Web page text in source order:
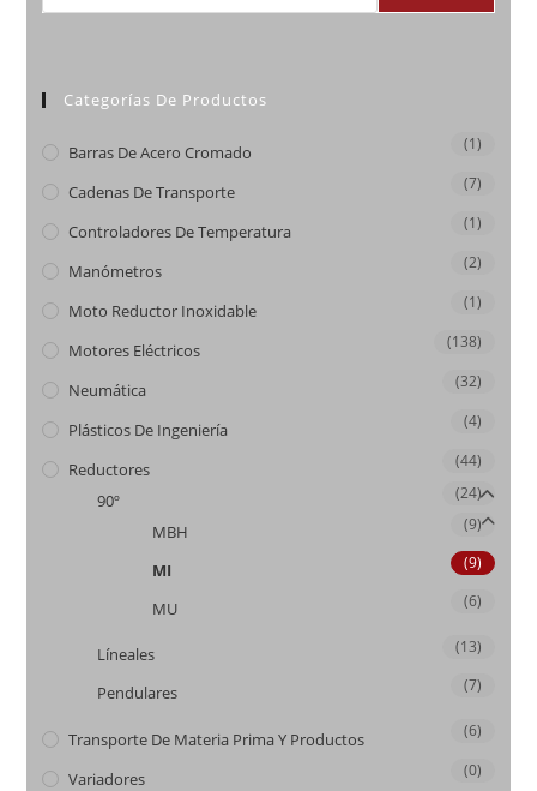
Categorías De Productos
Barras De Acero Cromado (1)
Cadenas De Transporte (7)
Controladores De Temperatura (1)
Manómetros (2)
Moto Reductor Inoxidable (1)
Motores Eléctricos (138)
Neumática (32)
Plásticos De Ingeniería (4)
Reductores (44)
90º (24)
MBH (9)
MI (9)
MU (6)
Líneales (13)
Pendulares (7)
Transporte De Materia Prima Y Productos (6)
Variadores (0)